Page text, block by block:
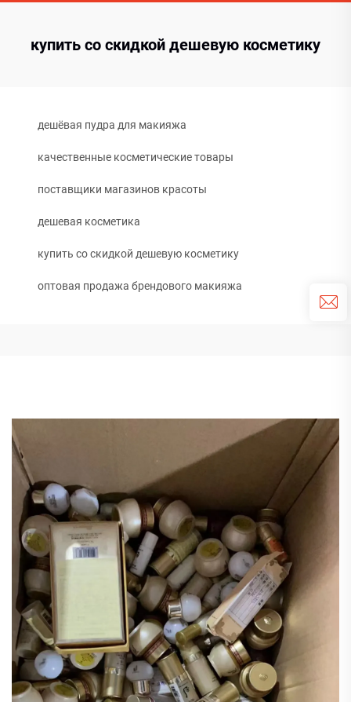
купить со скидкой дешевую косметику
дешёвая пудра для макияжа
качественные косметические товары
поставщики магазинов красоты
дешевая косметика
купить со скидкой дешевую косметику
оптовая продажа брендового макияжа